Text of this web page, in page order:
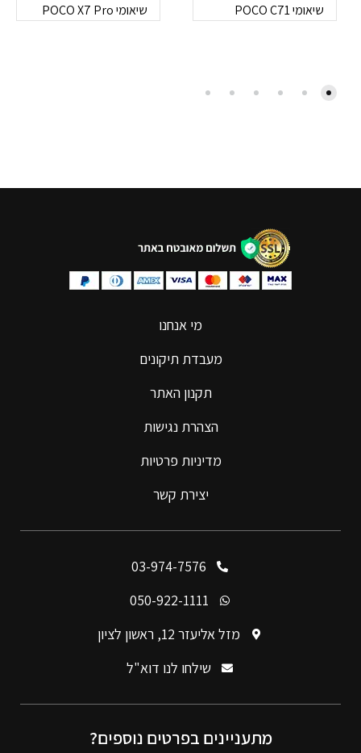
שיאומי POCO C71 שיאומי POCO X7 Pro
מי אנחנו
מעבדת תיקונים
תקנון האתר
הצהרת נגישות
מדיניות פרטיות
יצירת קשר
03-974-7576
050-922-1111
מזל אליעזר 12, ראשון לציון
שילחו לנו דוא"ל
מתעניינים בפרטים נוספים?